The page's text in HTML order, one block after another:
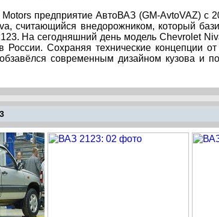
предприятие АвтоВАЗ (GM-AvtoVAZ) с
считающийся внедорожником, который
На сегодняшний день модель Chevrolet
России. Сохраняя технические концепции
современным дизайном кузова и